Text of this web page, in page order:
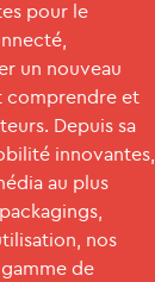
pour le
un nouveau
comprendre et
Depuis sa
innovantes,
au plus
nos
de